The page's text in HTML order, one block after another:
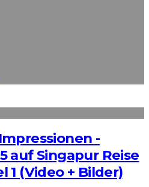
-
auf Singapur Reise
1 (Video + Bilder)